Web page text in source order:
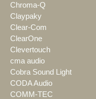
Chroma-Q
Claypaky
Clear-Com
ClearOne
Clevertouch
cma audio
Cobra Sound Light
CODA Audio
COMM-TEC